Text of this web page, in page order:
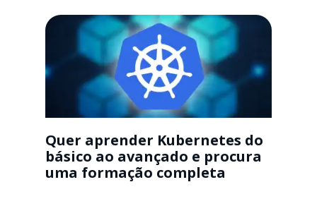
Quer aprender Kubernetes do
básico ao avançado e procura
uma formação completa